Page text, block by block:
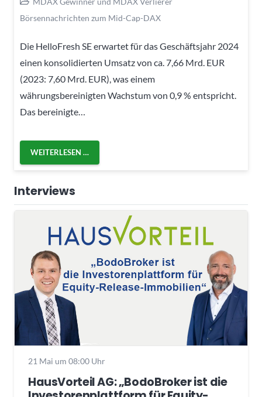
Börsennachrichten zum Mid-Cap-DAX
Die HelloFresh SE erwartet für das Geschäftsjahr 2024
einen konsolidierten Umsatz von ca. 7,66 Mrd. EUR
(2023: 7,60 Mrd. EUR), was einem
währungsbereinigten Wachstum von 0,9 % entspricht.
Das bereinigte…
WEITERLESEN …
Interviews
21 Mai um 08:00 Uhr
HausVorteil AG: „BodoBroker ist die